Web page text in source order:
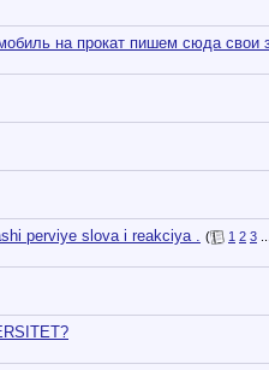
на прокат пишем сюда свои
perviye slova i reakciya . ( 1 2 3